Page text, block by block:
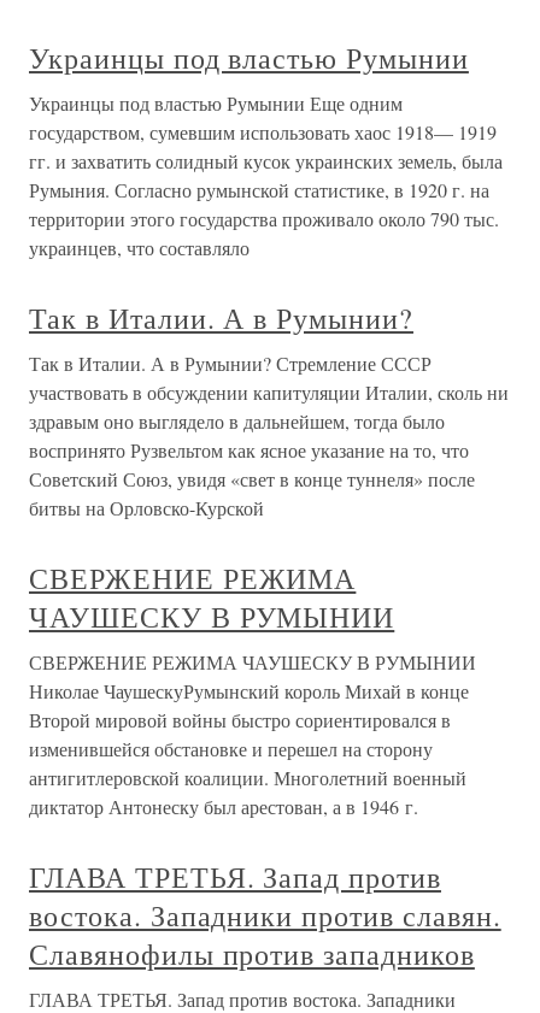
Украинцы под властью Румынии
Украинцы под властью Румынии Еще одним
государством, сумевшим использовать хаос 1918— 1919
гг. и захватить солидный кусок украинских земель, была
Румыния. Согласно румынской статистике, в 1920 г. на
территории этого государства проживало около 790 тыс.
украинцев, что составляло
Так в Италии. А в Румынии?
Так в Италии. А в Румынии? Стремление СССР
участвовать в обсуждении капитуляции Италии, сколь ни
здравым оно выглядело в дальнейшем, тогда было
воспринято Рузвельтом как ясное указание на то, что
Советский Союз, увидя «свет в конце туннеля» после
битвы на Орловско-Курской
СВЕРЖЕНИЕ РЕЖИМА
ЧАУШЕСКУ В РУМЫНИИ
СВЕРЖЕНИЕ РЕЖИМА ЧАУШЕСКУ В РУМЫНИИ
Николае ЧаушескуРумынский король Михай в конце
Второй мировой войны быстро сориентировался в
изменившейся обстановке и перешел на сторону
антигитлеровской коалиции. Многолетний военный
диктатор Антонеску был арестован, а в 1946 г.
ГЛАВА ТРЕТЬЯ. Запад против
востока. Западники против славян.
Славянофилы против западников
ГЛАВА ТРЕТЬЯ. Запад против востока. Западники